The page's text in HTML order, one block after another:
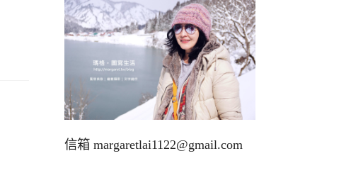
信箱 margaretlai1122@gmail.com